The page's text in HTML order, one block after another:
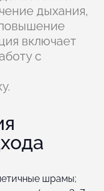
дыхания,
включает
с
шрамы;